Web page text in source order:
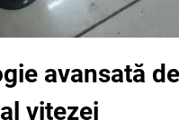
avansată
vitezei